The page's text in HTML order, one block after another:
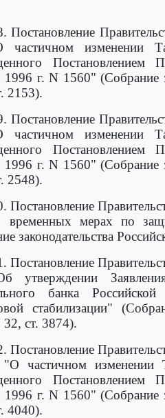
Постановление
изменении
Постановлением
1996 г. N 1560" (Собрание
2153).
Постановление
изменении
Постановлением
1996 г. N 1560" (Собрание
2548).
Постановление
мерах по
законодательства
Постановление
утверждении
банка
стабилизации"
ст. 3874).
Постановление
частичном изменении
Постановлением
1996 г. N 1560" (Собрание
4040).